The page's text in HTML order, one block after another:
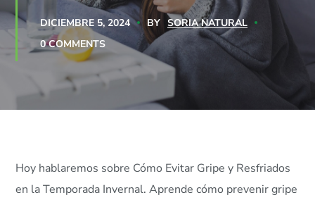
DICIEMBRE 5, 2024 BY SORIA NATURAL
0 COMMENTS
Hoy hablaremos sobre Cómo Evitar Gripe y Resfriados
en la Temporada Invernal. Aprende cómo prevenir gripe